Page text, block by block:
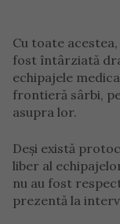
Cu toate
fost întârziată
echipajele
frontieră sârbi,
asupra lor.
Deși există
liber al
nu au fost
prezentă la